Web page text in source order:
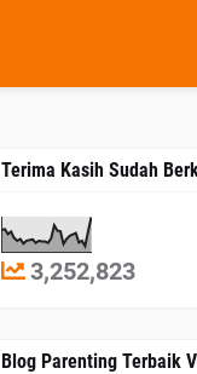
Terima Kasih Sudah
3,252,823
Blog Parenting Terbaik